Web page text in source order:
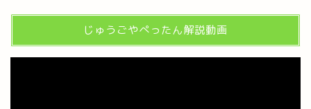
じゅうごやぺったん解説動画